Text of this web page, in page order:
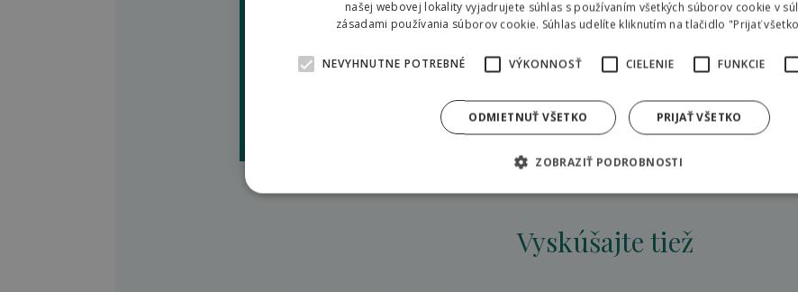
Adresa a kontakt
Tehliarska 158 031 05 Liptovský Mikuláš
+421 905 226 232
www.fantazialiptovpark.sk
Vyskúšajte tiež
našej webovej lokality vyjadrujete súhlas s používaním všetkých súborov cookie v
zásadami používania súborov cookie. Súhlas udelíte kliknutím na tlačidlo "Prijať
NEVYHNUTNE POTREBNÉ VÝKONNOSŤ CIELENIE FUNKCIE
PRIJAŤ VŠETKO
ODMIETNUŤ VŠETKO
ZOBRAZIŤ PODROBNOSTI